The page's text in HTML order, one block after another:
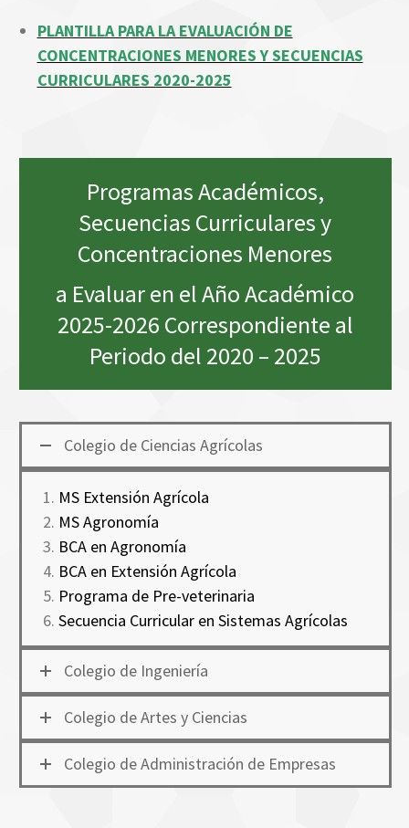
PLANTILLA PARA LA EVALUACIÓN DE
CONCENTRACIONES MENORES Y SECUENCIAS
CURRICULARES 2020-2025
Programas Académicos,
Secuencias Curriculares y
Concentraciones Menores
a Evaluar en el Año Académico
2025-2026 Correspondiente al
Periodo del 2020 – 2025
Colegio de Ciencias Agrícolas
MS Extensión Agrícola
MS Agronomía
BCA en Agronomía
BCA en Extensión Agrícola
Programa de Pre-veterinaria
Secuencia Curricular en Sistemas Agrícolas
Colegio de Ingeniería
Colegio de Artes y Ciencias
Colegio de Administración de Empresas